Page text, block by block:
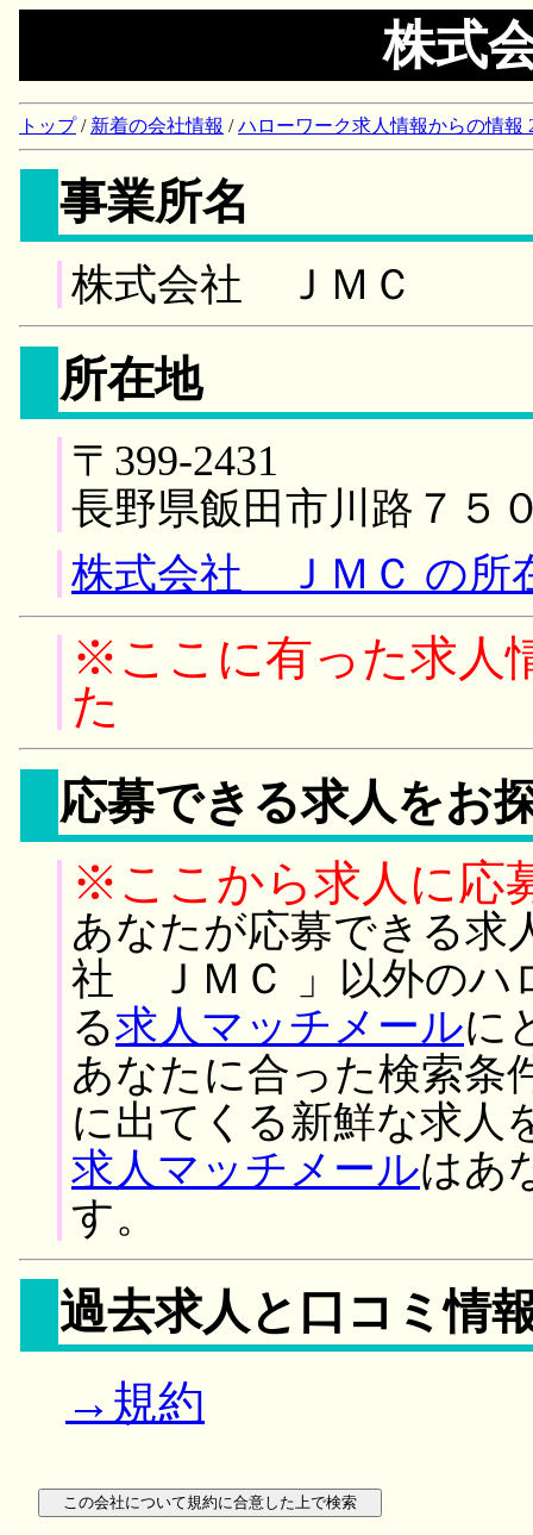
株式
トップ/ 新着の会社情報 /ハローワーク求人情報からの情報
事業所名
株式会社 ＪＭＣ
所在地
〒399-2431
長野県飯田市川路７５
株式会社 ＪＭＣ の所
※ここに有った求人
た
応募できる求人をお
※ここから求人に応
あなたが応募できる求
社 ＪＭＣ 」以外のハ
る求人マッチメールに
あなたに合った検索条
に出てくる新鮮な求人
求人マッチメールはあ
す。
過去求人と口コミ情
→規約